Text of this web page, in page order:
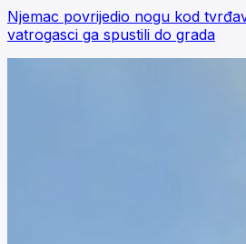
Njemac povrijedio nogu kod
vatrogasci ga spustili do grada